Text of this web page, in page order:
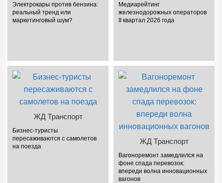
Электрокары против бензина:
реальный тренд или
маркетинговый шум?
Медиарейтинг
железнодорожных операторов
II квартал 2026 года
ЖД Транспорт
Бизнес-туристы
пересаживаются с самолетов
на поезда
ЖД Транспорт
Вагоноремонт замедлился на
фоне спада перевозок:
впереди волна инновационных
вагонов